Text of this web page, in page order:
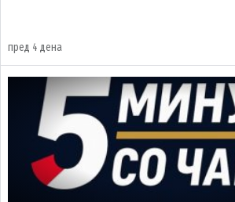
пред 4 дена